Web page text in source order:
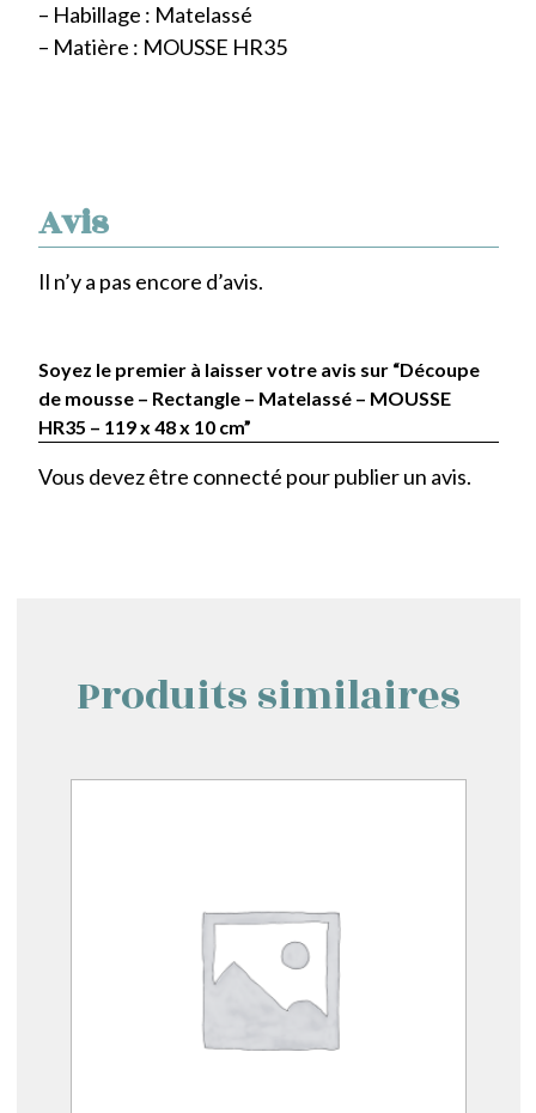
Avis
Il n’y a pas encore d’avis.
Soyez le premier à laisser votre avis sur “Découpe
de mousse – Rectangle – Matelassé – MOUSSE
HR35 – 119 x 48 x 10 cm”
Vous devez être connecté pour publier un avis.
– Habillage : Matelassé
– Matière : MOUSSE HR35
Produits similaires